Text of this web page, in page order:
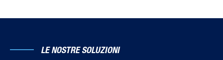
poi strofina tra i raggi e lungo il bordo. Risciacqua
LE NOSTRE SOLUZIONI